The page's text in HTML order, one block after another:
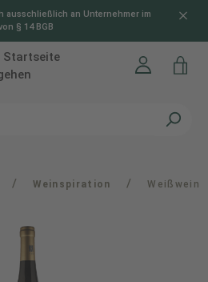
ausschließlich an Unternehmer im
§ 14 BGB
/ Weinspiration / Weißwein